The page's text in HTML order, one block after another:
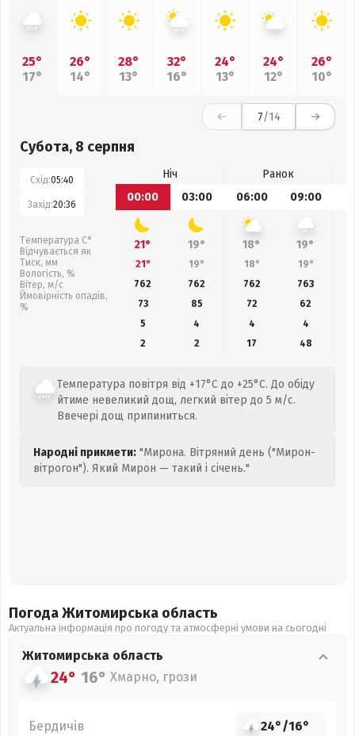
25°
17°
26°
14°
28°
13°
32°
16°
24°
13°
24°
12°
26°
10°
7/14
Субота, 8 серпня
Схід:05:40
Захід:20:36
Температура С°
Відчувається як
Тиск, мм
Вологість, %
Вітер, м/с
Ймовірність опадів,
%
Ніч
Ранок
00:00
03:00 06:00 09:00
21° 19° 18° 19°
21° 19° 18° 19°
762
762 762 763
73
85 72 62
5
4 4
4
2
2 17 48
Температура повітря від +17°C до +25°C. До обіду
йтиме невеликий дощ, легкий вітер до 5 м/с.
Ввечері дощ припиниться.
Народні прикмети: "Мирона. Вітряний день ("Мирон-
вітрогон"). Який Мирон — такий і січень."
Погода Житомирська область
Актуальна інформація про погоду та атмосферні умови на сьогодні
Житомирська область
24° 16° Хмарно, грози
Бердичів 24°/16°